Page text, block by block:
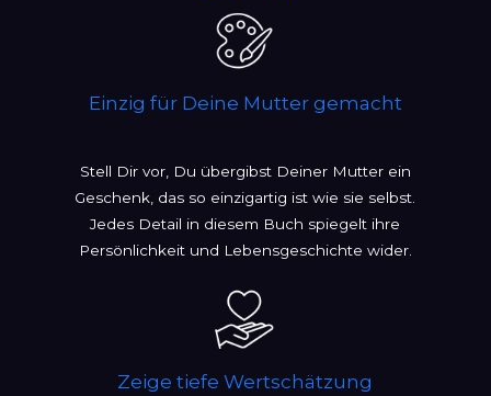
Einzig für Deine Mutter gemacht
Stell Dir vor, Du übergibst Deiner Mutter ein
Geschenk, das so einzigartig ist wie sie selbst.
Jedes Detail in diesem Buch spiegelt ihre
Persönlichkeit und Lebensgeschichte wider.
Zeige tiefe Wertschätzung